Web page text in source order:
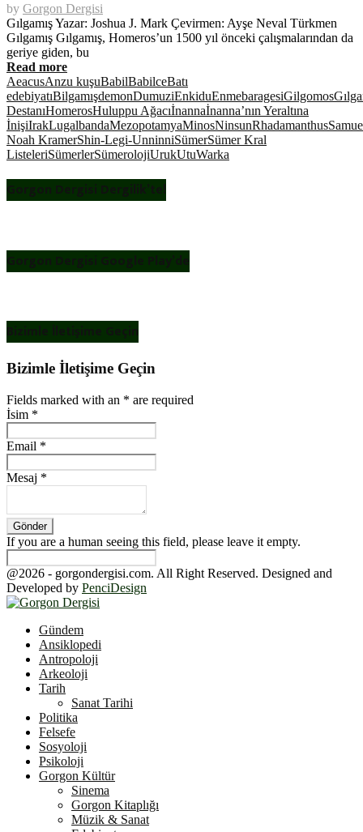
by Gorgon Dergisi
Gılgamış Yazar: Joshua J. Mark Çevirmen: Ayşe Neval Türkmen
Gılgamış Gılgamış, Homeros’un 1500 yıl önceki çalışmalarından da
geriye giden, bu
Read more
AeacusAnzu kuşuBabilBabilceBatı
edebiyatıBilgamışdemonDumuziEnkiduEnmebaragesiGilgomos
DestanıHomerosHuluppu Ağacıİnannaİnanna’nın Yeraltına
İnişiIrakLugalbandaMezopotamyaMinosNinsunRhadamanthus
Noah KramerShin-Legi-UnninniSümerSümer Kral
ListeleriSümerlerSümerolojiUrukUtuWarka
Gorgon Dergisi Dergilik’te!
Gorgon Dergisi Google Play’de
Bizimle İletişime Geçin
Bizimle İletişime Geçin
Fields marked with an * are required
İsim *
Email *
Mesaj *
If you are a human seeing this field, please leave it empty.
@2026 - gorgondergisi.com. All Right Reserved. Designed and
Developed by PenciDesign
Gündem
Ansiklopedi
Antropoloji
Arkeoloji
Tarih
Sanat Tarihi
Politika
Felsefe
Sosyoloji
Psikoloji
Gorgon Kültür
Sinema
Gorgon Kitaplığı
Müzik & Sanat